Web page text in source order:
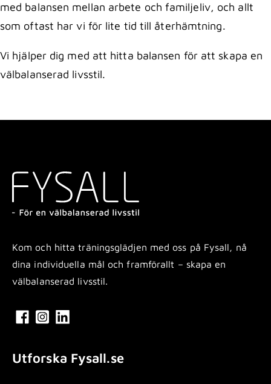
med balansen mellan arbete och familjeliv, och allt
som oftast har vi för lite tid till återhämtning.
Vi hjälper dig med att hitta balansen för att skapa en
välbalanserad livsstil.
Kom och hitta träningsglädjen med oss på Fysall, nå
dina individuella mål och framförallt – skapa en
välbalanserad livsstil.
Utforska Fysall.se